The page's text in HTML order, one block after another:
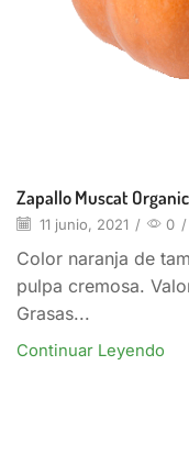
Zapallo Muscat
11 junio, 2021 / 0 /
Color naranja de
pulpa cremosa.
Grasas...
Continuar Leyendo